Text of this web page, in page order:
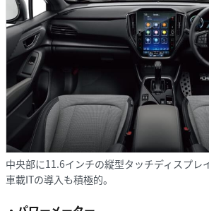
中央部に11.6インチの縦型タッチディスプレ
車載ITの導入も積極的。